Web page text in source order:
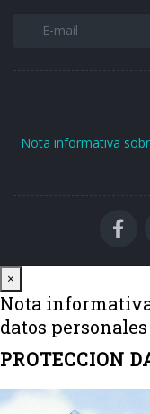
Nota informativa
×
Nota
datos personales
PROTECCION